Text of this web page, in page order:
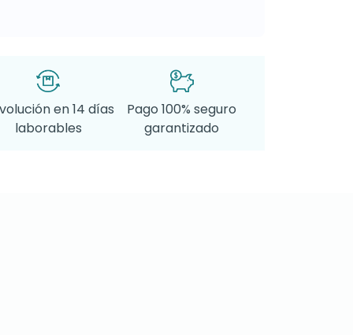
en 14 días
laborables
Pago 100% seguro
garantizado